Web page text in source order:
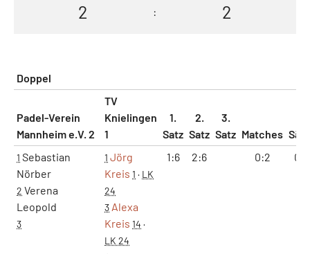
2 : 2
Doppel
Padel-Verein
Mannheim e.V. 2
TV
Knielingen
1
1.
Satz
2.
Satz
3.
Satz Matches
1 Sebastian
Nörber
2 Verena
Leopold
3
1 Jörg
Kreis 1 · LK
24
3 Alexa
Kreis 14 ·
LK 24
1:6 2:6 0:2 0:2